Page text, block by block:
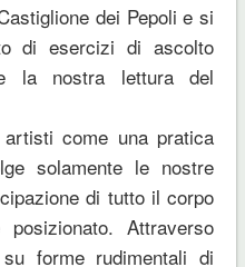
dei Pepoli e si
di esercizi di ascolto
la nostra lettura del
come una pratica
solamente le nostre
di tutto il corpo
Attraverso
forme rudimentali di